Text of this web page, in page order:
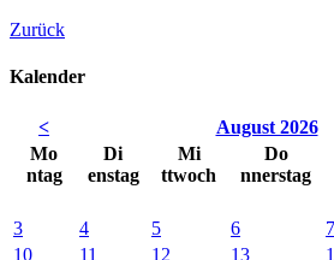
Zurück
Kalender
< August 2026
Mo
ntag
Di
enstag
Mi
ttwoch
Do
nnerstag
3
4 5 6 7
10
11 12 13